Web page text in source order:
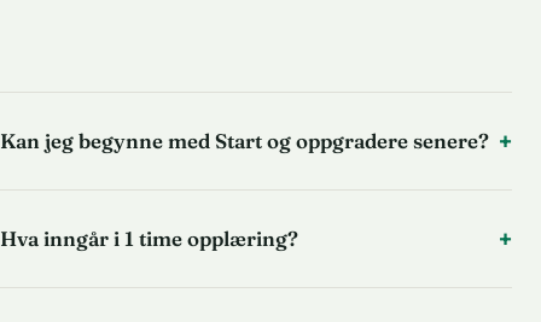
Kan jeg begynne med Start og oppgradere senere?
Hva inngår i 1 time opplæring?